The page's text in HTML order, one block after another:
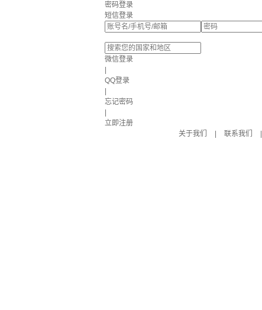
密码登录
短信登录
微信登录
QQ登录
忘记密码
立即注册
关于我们
联系我们